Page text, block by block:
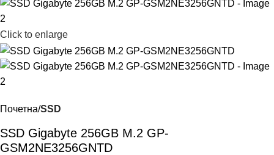
Click to enlarge
Почетна SSD
SSD Gigabyte 256GB M.2 GP-
GSM2NE3256GNTD